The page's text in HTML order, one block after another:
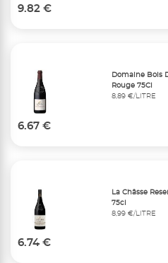
9.82 €
Domaine Bois
Rouge 75Cl
8,89 €/LITRE
6.67 €
La Châsse
75cl
8,99 €/LITRE
6.74 €